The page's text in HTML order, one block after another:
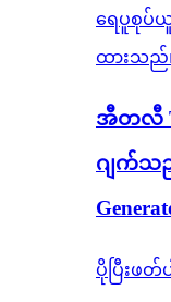
အီတလီ
ဂျက်သ
ပိုပြီးဖတ်ပ